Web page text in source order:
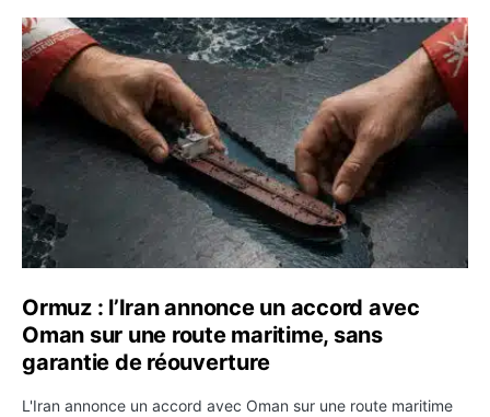
Ormuz : l’Iran annonce un accord avec Oman sur une
Ormuz : l’Iran annonce un accord avec
Oman sur une route maritime, sans
garantie de réouverture
L'Iran annonce un accord avec Oman sur une route maritime